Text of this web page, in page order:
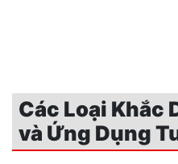
Các Loại Khắc
và Ứng Dụng